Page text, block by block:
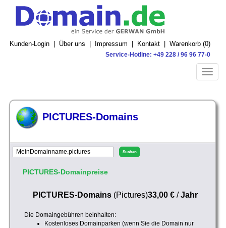
Kunden-Login Über uns Impressum Kontakt Warenkorb (0)
Service-Hotline: +49 228 / 96 96 77-0
Toggle
PICTURES-Domains
PICTURES-Domainpreise
PICTURES-Domains(Pictures)33,00 €/Jahr
Die Domaingebühren beinhalten:
Kostenloses Domainparken (wenn Sie die Domain nur